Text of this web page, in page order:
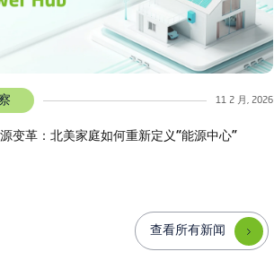
11 2 月, 2026
变革：北美家庭如何重新定义“能源中心”
查看所有新闻